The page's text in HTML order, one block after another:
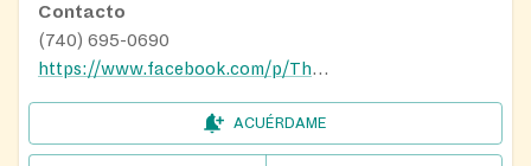
Contacto
(740) 695-0690
https://www.facebook.com/p/The-Food-Pantry-of-St-Clairsville-100085586328505/
ACUÉRDAME